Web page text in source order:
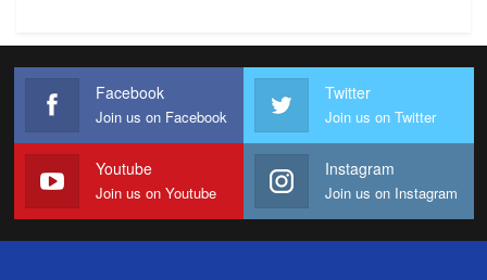
Facebook
Join us on Facebook
Twitter
Join us on Twitter
Youtube
Join us on Youtube
Instagram
Join us on Instagram